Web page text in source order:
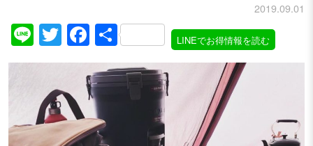
2019.09.01
LineTwitter
Facebook
共
有
LINEでお得情報を読む